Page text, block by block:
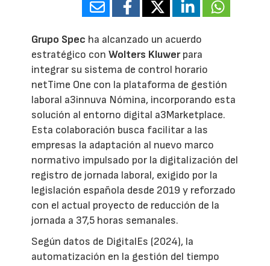
Grupo Spec ha alcanzado un acuerdo
estratégico conWolters Kluwerpara
integrar su sistema de control horario
netTime One con la plataforma de gestión
laboral a3innuva Nómina, incorporando esta
solución al entorno digital a3Marketplace.
Esta colaboración busca facilitar a las
empresas la adaptación al nuevo marco
normativo impulsado por la digitalización del
registro de jornada laboral, exigido por la
legislación española desde 2019 y reforzado
con el actual proyecto de reducción de la
jornada a 37,5 horas semanales.
Según datos de DigitalEs (2024), la
automatización en la gestión del tiempo